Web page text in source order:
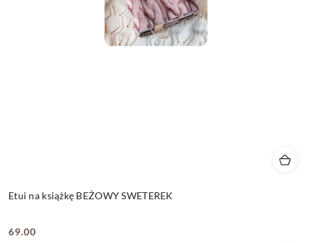
Etui na książkę BEŻOWY SWETEREK
Cena:
69.00